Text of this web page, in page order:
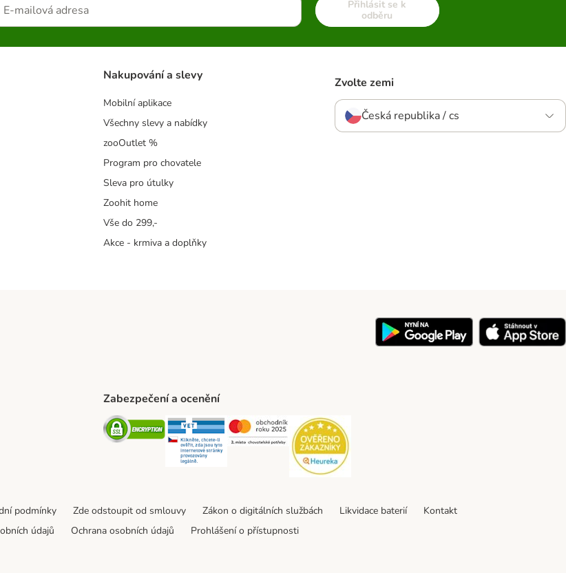
Přihlásit se k
odběru
Nakupování a slevy
Mobilní aplikace
Všechny slevy a nabídky
zooOutlet %
Program pro chovatele
Sleva pro útulky
Zoohit home
Vše do 299,-
Akce - krmiva a doplňky
Zvolte zemi
Česká republika / cs
Shipping Method
Zabezpečení a ocenění
Security Security Security
podmínky Zde odstoupit od smlouvy Zákon o digitálních službách Likvidace baterií
Kontakt
údajů Ochrana osobních údajů Prohlášení o přístupnosti